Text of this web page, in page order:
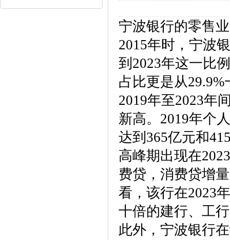
宁波银行的零售
2015年时，宁波
到2023年这一比
占比更是从
2019年至2023年
新高。2019年个
达到365亿元和
高峰期出现在
费贷，消费贷增
看，该行在2023
十倍的建行、工
此外，宁波银行